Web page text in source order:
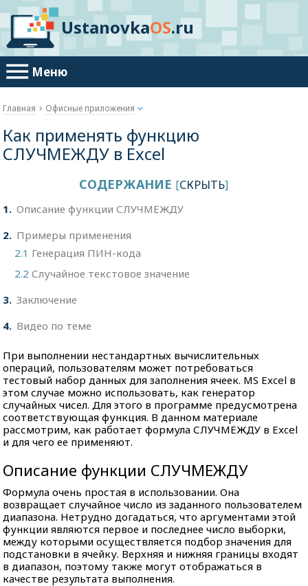
UstanovkaOS.ru
Главная Офисные приложения
Как применять функцию
СЛУЧМЕЖДУ в Excel
СОДЕРЖАНИЕ [СКРЫТЬ]
1
Описание функции СЛУЧМЕЖДУ
2 Примеры применения
2.1 Генерация ПИН-кода
2.2 Случайное текстовое значение
3 Заключение
4 Видео по теме
При выполнении нестандартных вычислительных
операций, пользователям может потребоваться
тестовый набор данных для заполнения ячеек. MS Excel в
этом случае можно использовать, как генератор
случайных чисел. Для этого в программе предусмотрена
соответствующая функция. В данном материале
рассмотрим, как работает формула СЛУЧМЕЖДУ в Excel
и для чего ее применяют.
Описание функции СЛУЧМЕЖДУ
Формула очень простая в использовании. Она
возвращает случайное число из заданного пользователем
диапазона. Нетрудно догадаться, что аргументами этой
функции являются первое и последнее число выборки,
между которыми осуществляется подбор значения для
подстановки в ячейку. Верхняя и нижняя границы входят
в диапазон, поэтому также могут отображаться в
качестве результата выполнения.
Меню